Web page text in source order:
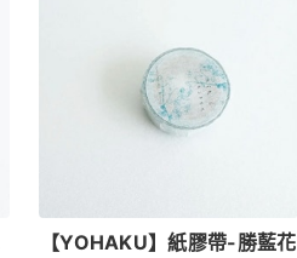
【YOHAKU】紙膠帶-勝藍花